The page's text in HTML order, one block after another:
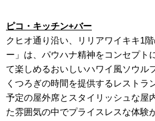
ピコ・キッチン+バー
クヒオ通り沿い、リリアワイキキ1
ー」は、パウハナ精神をコンセプト
て楽しめるおいしいハワイ風ソウル
くつろぎの時間を提供するレストラ
予定の屋外席とスタイリッシュな屋
た雰囲気の中でプライスレスな体験